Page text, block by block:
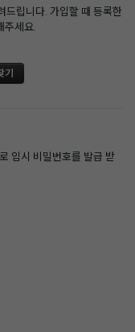
드립니다. 가입할 때 등록한
주세요.
임시 비밀번호를 발급 받